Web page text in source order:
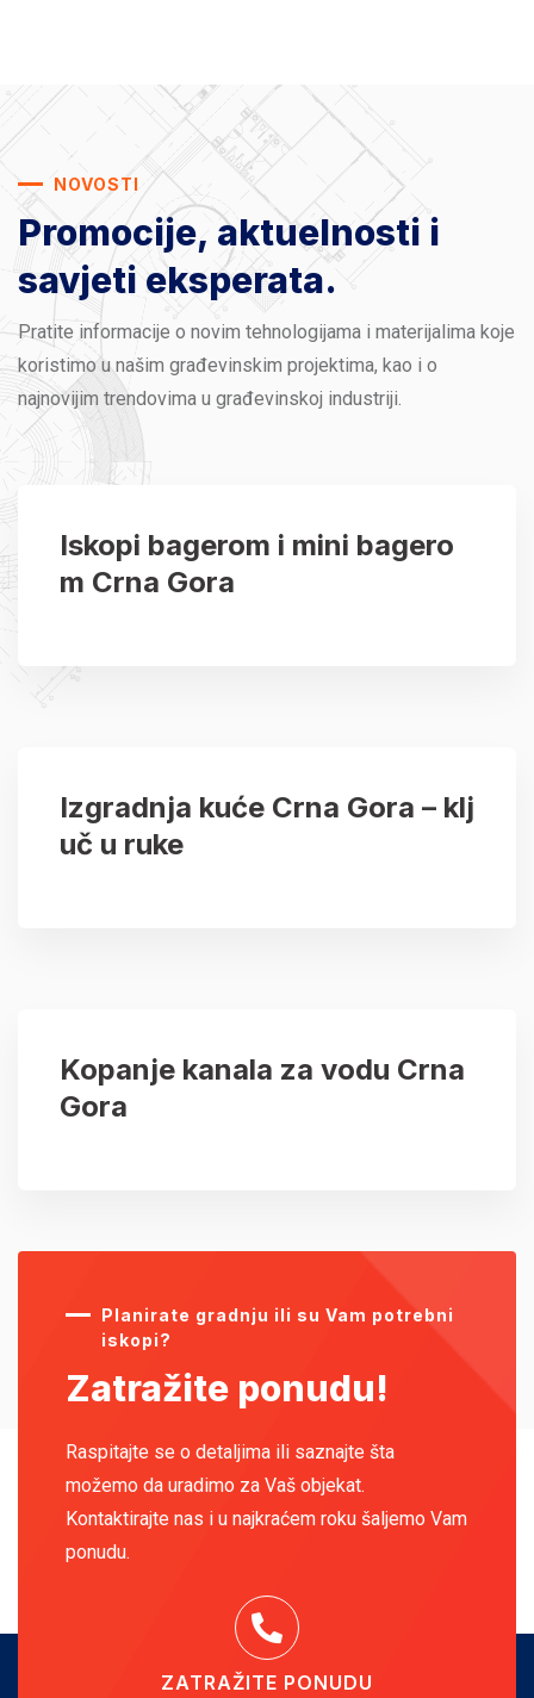
NOVOSTI
Promocije, aktuelnosti i
savjeti eksperata.
Pratite informacije o novim tehnologijama i materijalima koje
koristimo u našim građevinskim projektima, kao i o
najnovijim trendovima u građevinskoj industriji.
Iskopi bagerom i mini bagero
m Crna Gora
Izgradnja kuće Crna Gora – klj
uč u ruke
Kopanje kanala za vodu Crna
Gora
Planirate gradnju ili su Vam potrebni
iskopi?
Zatražite ponudu!
Raspitajte se o detaljima ili saznajte šta
možemo da uradimo za Vaš objekat.
Kontaktirajte nas i u najkraćem roku šaljemo Vam
ponudu.
ZATRAŽITE PONUDU